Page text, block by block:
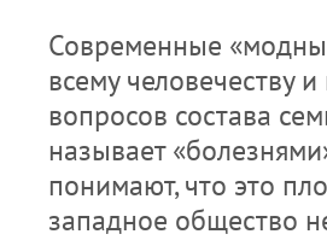
Современные
всему человечеству
вопросов состава
называет
понимают, что это
западное общество